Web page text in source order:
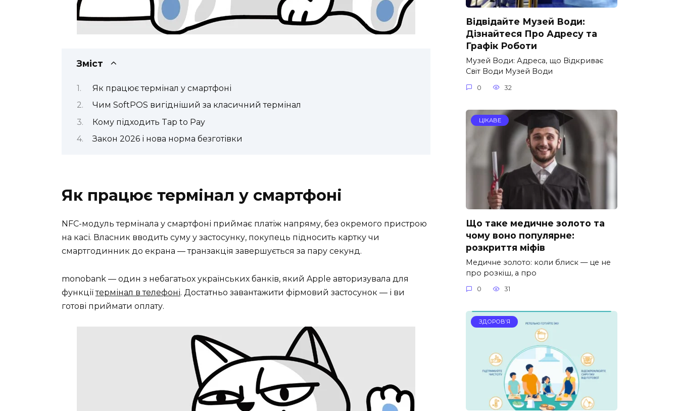
Зміст
Як працює термінал у смартфоні
Чим SoftPOS вигідніший за класичний термінал
Кому підходить Tap to Pay
Закон 2026 і нова норма безготівки
Як працює термінал у смартфоні
NFC-модуль термінала у смартфоні приймає платіж напряму, без окремого пристрою
на касі. Власник вводить суму у застосунку, покупець підносить картку чи
смартгодинник до екрана — транзакція завершується за пару секунд.
monobank — один з небагатьох українських банків, який Apple авторизувала для
функціїтермінал в телефоні. Достатньо завантажити фірмовий застосунок — і ви
готові приймати оплату.
Відвідайте Музей Води:
Дізнайтеся Про Адресу та
Графік Роботи
Музей Води: Адреса, що Відкриває
Світ Води Музей Води
0 32
ЦІКАВЕ
Що таке медичне золото та
чому воно популярне:
розкриття міфів
Медичне золото: коли блиск — це не
про розкіш, а про
0 31
ЗДОРОВ’Я